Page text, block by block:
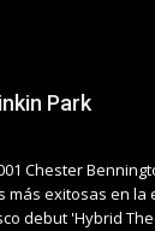
Park
Chester
más exitosas en la
debut 'Hybrid